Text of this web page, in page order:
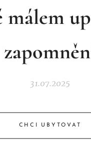
málem
31.07.2025
CHCI UBYTOVAT